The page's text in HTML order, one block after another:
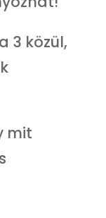
3 közül,
mit